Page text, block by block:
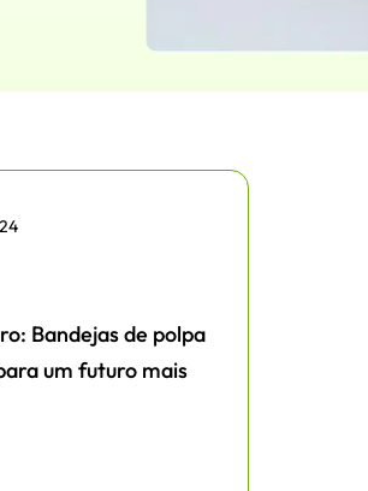
Bandejas de polpa
um futuro mais